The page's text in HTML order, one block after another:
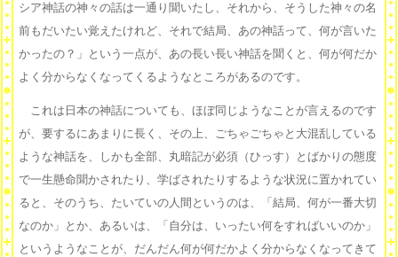
シア神話の神々の話は一通り聞いたし、それから、そうした神々の名
前もだいたい覚えたけれど、それで結局、あの神話って、何が言いた
かったの？」という一点が、あの長い長い神話を聞くと、何が何だか
よく分からなくなってくるようなところがあるのです。
これは日本の神話についても、ほぼ同じようなことが言えるのです
が、要するにあまりに長く、その上、ごちゃごちゃと大混乱している
ような神話を、しかも全部、丸暗記が必須（ひっす）とばかりの態度
で一生懸命聞かされたり、学ばされたりするような状況に置かれてい
ると、そのうち、たいていの人間というのは、「結局、何が一番大切
なのか」とか、あるいは、「自分は、いったい何をすればいいのか」
というようなことが、だんだん何が何だかよく分からなくなってきて